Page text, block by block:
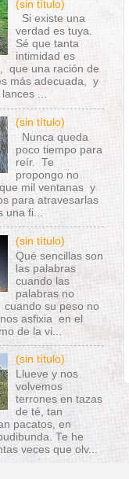
(sin título)
Si existe una
verdad es tuya.
Sé que tanta
intimidad es
que una ración de
más adecuada, y
...
(sin título)
Nunca queda
poco tiempo para
reír. Te
propongo no
mil ventanas y
para atravesarlas
fi...
(sin título)
Qué sencillas son
las palabras
cuando las
palabras no
cuando su peso no
asfixia en el
de la vi...
(sin título)
Llueve y nos
volvemos
terrones en tazas
de té, tan
pacatos, en
Te he
veces que olv...